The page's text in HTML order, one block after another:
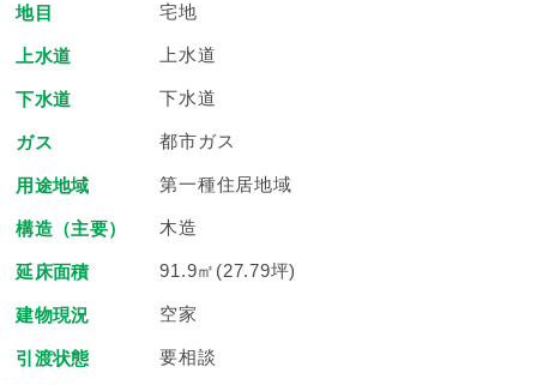
地目 宅地
上水道 上水道
下水道 下水道
ガス 都市ガス
用途地域 第一種住居地域
構造（主要） 木造
延床面積 91.9㎡(27.79坪)
建物現況 空家
引渡状態 要相談